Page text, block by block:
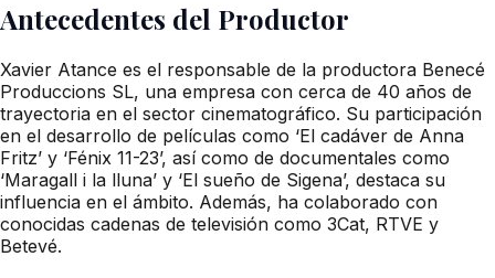
Antecedentes del Productor
Xavier Atance es el responsable de la productora Benecé
Produccions SL, una empresa con cerca de 40 años de
trayectoria en el sector cinematográfico. Su participación
en el desarrollo de películas como ‘El cadáver de Anna
Fritz’ y ‘Fénix 11-23’, así como de documentales como
‘Maragall i la lluna’ y ‘El sueño de Sigena’, destaca su
influencia en el ámbito. Además, ha colaborado con
conocidas cadenas de televisión como 3Cat, RTVE y
Betevé.